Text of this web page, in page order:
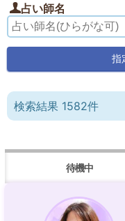
占い師名
検索結果 1582件
待機中